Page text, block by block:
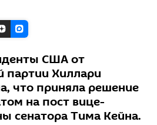
США от
партии Хиллари
что приняла решение
на пост вице-
сенатора Тима Кейна.